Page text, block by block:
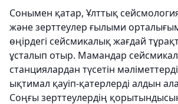
Сонымен қатар, Ұлттық
және зерттеулер ғылыми
өңірдегі сейсмикалық жағдай
ұсталып отыр. Мамандар
станциялардан түсетін
ықтимал қауіп-қатерлерді алдын
Соңғы зерттеулердің